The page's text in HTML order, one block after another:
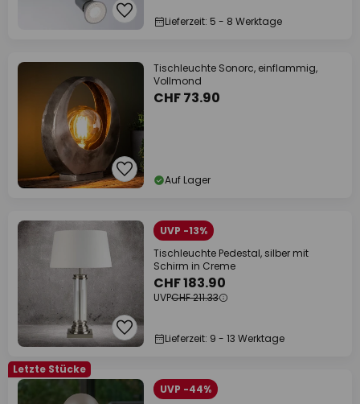
Lieferzeit: 5 - 8 Werktage
Tischleuchte Sonorc, einflammig,
Vollmond
CHF 73.90
Auf Lager
UVP -13%
Tischleuchte Pedestal, silber mit
Schirm in Creme
CHF 183.90
UVPCHF 211.33
Lieferzeit: 9 - 13 Werktage
Letzte Stücke
UVP -44%